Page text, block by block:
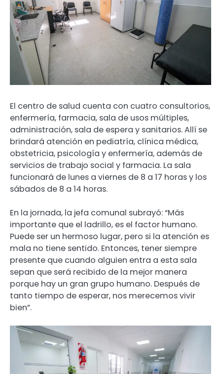
El centro de salud cuenta con cuatro consultorios,
enfermería, farmacia, sala de usos múltiples,
administración, sala de espera y sanitarios. Allí se
brindará atención en pediatría, clínica médica,
obstetricia, psicología y enfermería, además de
servicios de trabajo social y farmacia. La sala
funcionará de lunes a viernes de 8 a 17 horas y los
sábados de 8 a 14 horas.
En la jornada, la jefa comunal subrayó: “Más
importante que el ladrillo, es el factor humano.
Puede ser un hermoso lugar, pero si la atención es
mala no tiene sentido. Entonces, tener siempre
presente que cuando alguien entra a esta sala
sepan que será recibido de la mejor manera
porque hay un gran grupo humano. Después de
tanto tiempo de esperar, nos merecemos vivir
bien”.